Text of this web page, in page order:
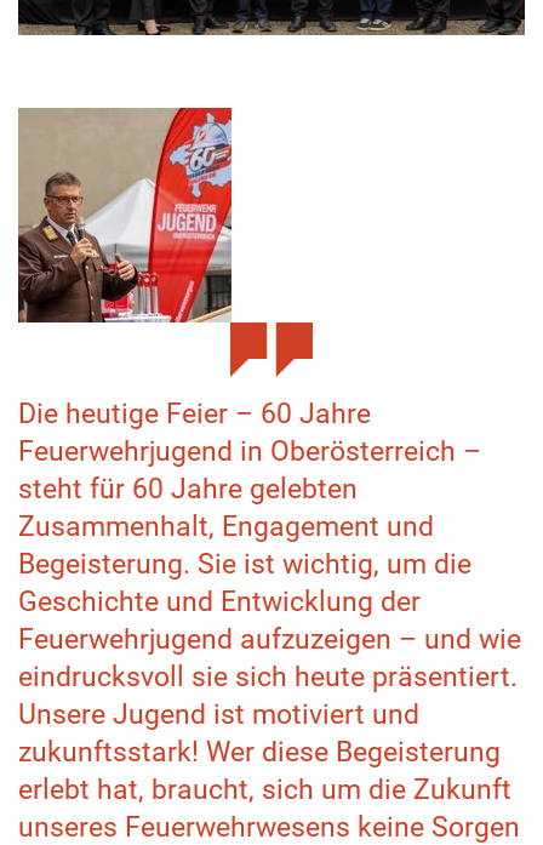
Die heutige Feier – 60 Jahre
Feuerwehrjugend in Oberösterreich –
steht für 60 Jahre gelebten
Zusammenhalt, Engagement und
Begeisterung. Sie ist wichtig, um die
Geschichte und Entwicklung der
Feuerwehrjugend aufzuzeigen – und wie
eindrucksvoll sie sich heute präsentiert.
Unsere Jugend ist motiviert und
zukunftsstark! Wer diese Begeisterung
erlebt hat, braucht, sich um die Zukunft
unseres Feuerwehrwesens keine Sorgen